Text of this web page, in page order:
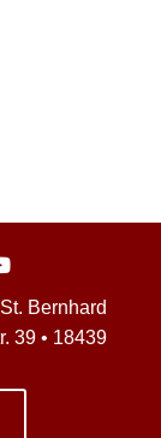
Bernhard
39 • 18439